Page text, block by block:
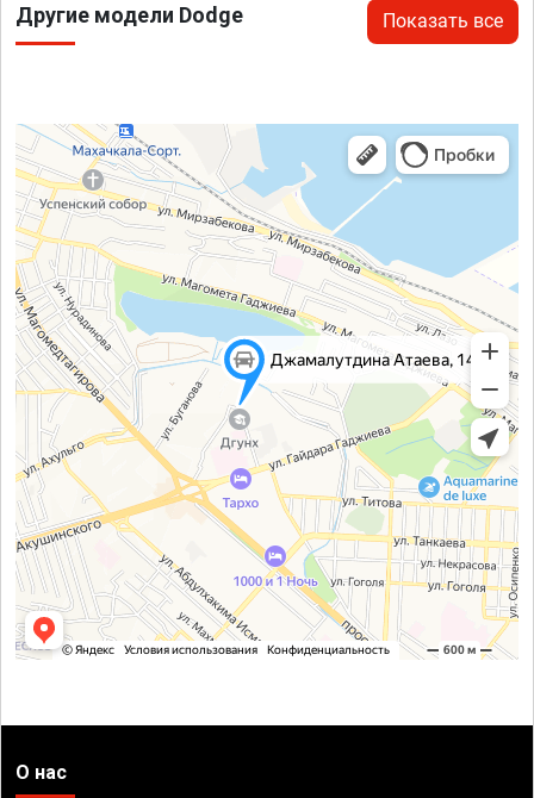
Другие модели Dodge Показать все
О нас